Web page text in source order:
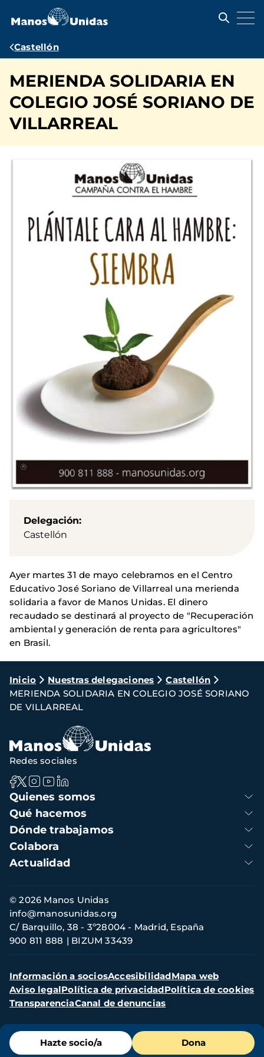
contenido
Ruta
navegación
Castellón
MERIENDA SOLIDARIA EN
COLEGIO JOSÉ SORIANO DE
VILLARREAL
Delegación
Castellón
Ayer martes 31 de mayo celebramos en el Centro
Educativo José Soriano de Villarreal una merienda
solidaria a favor de Manos Unidas. El dinero
recaudado se destinará al proyecto de "Recuperación
ambiental y generación de renta para agricultores"
en Brasil.
Ruta
de
navegación
Inicio Nuestras delegaciones
Castellón
MERIENDA SOLIDARIA EN COLEGIO JOSÉ SORIANO
DE VILLARREAL
Menú
de
Hazte socio/a Dona
Navegación
principal
Quienes somos
Qué hacemos
Dónde trabajamos
Colabora
Actualidad
Redes sociales
Información
de
contacto
© 2026 Manos Unidas
C/ Barquillo, 38 - 3º28004 - Madrid, España
900 811 888
BIZUM 33439
info@manosunidas.org
Menú
secundario
Información a sociosAccesibilidadMapa web
Aviso legalPolítica de privacidadPolítica de cookies
TransparenciaCanal de denuncias